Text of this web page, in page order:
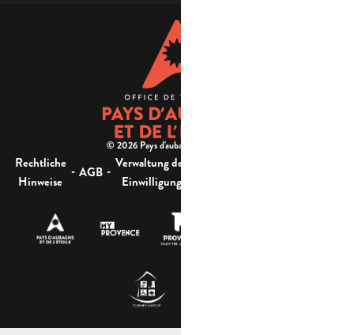
© 2026 Pays d'aubagne et de l'étoile -
Rechtliche
Hinweise
- AGB - Verwaltung der
Einwilligung